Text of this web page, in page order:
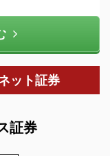
ット証券
証券